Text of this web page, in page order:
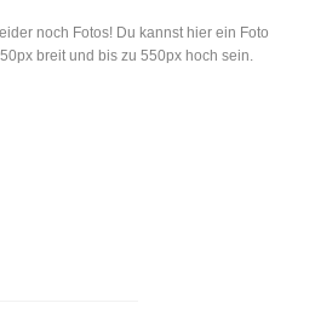
noch Fotos! Du kannst hier ein Foto
breit und bis zu 550px hoch sein.